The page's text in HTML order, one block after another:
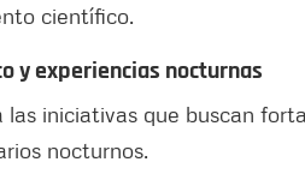
científico.
y experiencias nocturnas
las iniciativas que buscan
nocturnos.